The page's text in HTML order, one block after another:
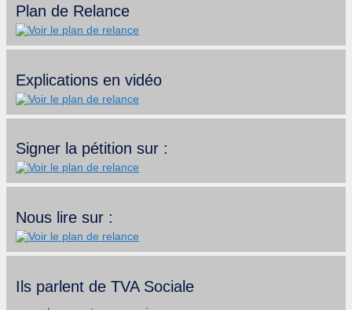
Plan de Relance
Explications en vidéo
Signer la pétition sur :
Nous lire sur :
Ils parlent de TVA Sociale